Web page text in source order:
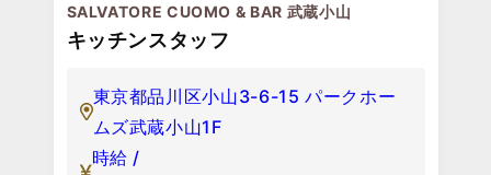
SALVATORE CUOMO & BAR 武蔵小山
キッチンスタッフ
東京都品川区小山3-6-15 パークホー
ムズ武蔵小山1F
時給 /